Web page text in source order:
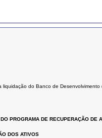
do Banco de
PROGRAMA DE RECUPERAÇÃO DE
DOS ATIVOS